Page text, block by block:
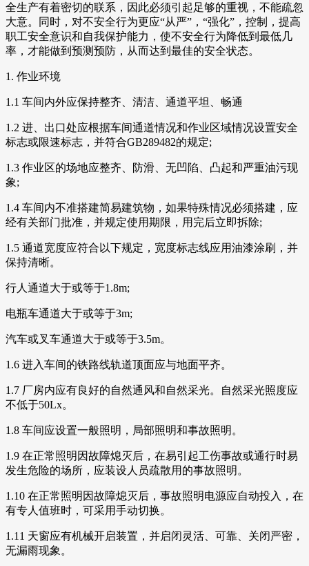
全生产有着密切的联系，因此必须引起足够的重视，不能疏忽
大意。同时，对不安全行为更应“从严”，“强化”，控制，提高
职工安全意识和自我保护能力，使不安全行为降低到最低几
率，才能做到预测预防，从而达到最佳的安全状态。
1. 作业环境
1.1 车间内外应保持整齐、清洁、通道平坦、畅通
1.2 进、出口处应根据车间通道情况和作业区域情况设置安全
标志或限速标志，并符合GB289482的规定;
1.3 作业区的场地应整齐、防滑、无凹陷、凸起和严重油污现
象;
1.4 车间内不准搭建简易建筑物，如果特殊情况必须搭建，应
经有关部门批准，并规定使用期限，用完后立即拆除;
1.5 通道宽度应符合以下规定，宽度标志线应用油漆涂刷，并
保持清晰。
行人通道大于或等于1.8m;
电瓶车通道大于或等于3m;
汽车或叉车通道大于或等于3.5m。
1.6 进入车间的铁路线轨道顶面应与地面平齐。
1.7 厂房内应有良好的自然通风和自然采光。自然采光照度应
不低于50Lx。
1.8 车间应设置一般照明，局部照明和事故照明。
1.9 在正常照明因故障熄灭后，在易引起工伤事故或通行时易
发生危险的场所，应装设人员疏散用的事故照明。
1.10 在正常照明因故障熄灭后，事故照明电源应自动投入，在
有专人值班时，可采用手动切换。
1.11 天窗应有机械开启装置，并启闭灵活、可靠、关闭严密，
无漏雨现象。